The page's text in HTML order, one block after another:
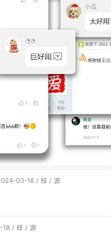
03-18 / 样 / 源
18 / 样 / 源